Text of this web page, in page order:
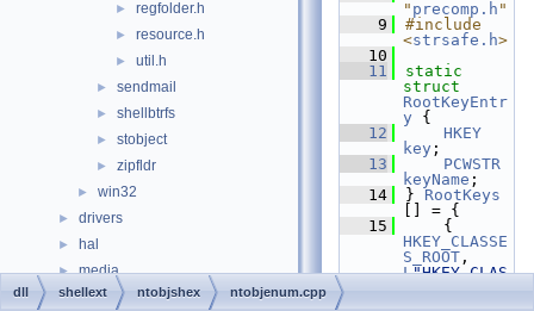
► regfolder.h
► resource.h
► util.h
► sendmail
► shellbtrfs
► stobject
► zipfldr
► win32
► drivers
► hal
► media
► modules
" precomp.h "
    9
#include
<strsafe.h>
   10
   11
static
RootKeyEntr
y {
   12
HKEY
key ;
   13
PCWSTR
keyName ;
   14
} RootKeys
[] = {
   15
HKEY_CLASSE
S_ROOT
L"HKEY_CLAS
dll shellext ntobjshex ntobjenum.cpp